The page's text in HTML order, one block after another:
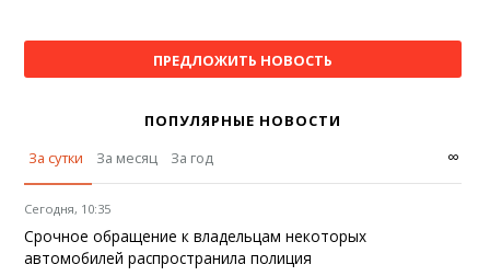
ПРЕДЛОЖИТЬ НОВОСТЬ
ПОПУЛЯРНЫЕ НОВОСТИ
За сутки
За месяц За год ∞
Сегодня, 10:35
Срочное обращение к владельцам некоторых
автомобилей распространила полиция